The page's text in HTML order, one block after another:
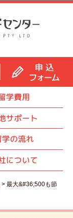
学費用
サポート
学の流れ
について
> 最大&#36;500も節